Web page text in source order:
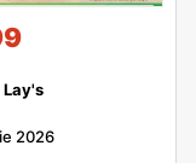
2026